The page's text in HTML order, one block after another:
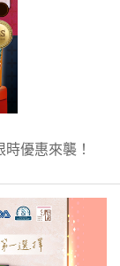
優惠來襲！